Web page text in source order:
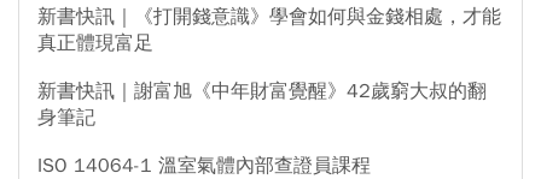
新書快訊｜《打開錢意識》學會如何與金錢相處，才能
真正體現富足
新書快訊｜謝富旭《中年財富覺醒》42歲窮大叔的翻
身筆記
ISO 14064-1 溫室氣體內部查證員課程